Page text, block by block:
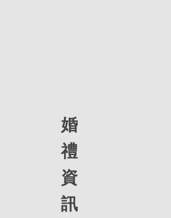
婚
禮
資
訊